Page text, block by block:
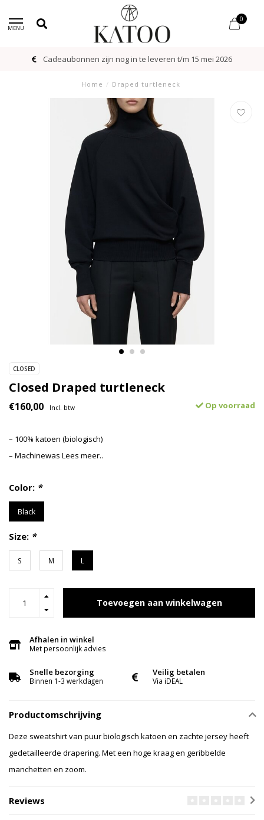
MENU
0
Cadeaubonnen zijn nog in te leveren t/m 15 mei 2026
Home / Draped turtleneck
CLOSED
Closed Draped turtleneck
€160,00 Incl. btw Op voorraad
– 100% katoen (biologisch)
– Machinewas Lees meer..
Color: *
Black
Size: *
S M L
Toevoegen aan winkelwagen
Afhalen in winkel
Met persoonlijk advies
Snelle bezorging
Binnen 1-3 werkdagen
Veilig betalen
Via iDEAL
Productomschrijving
Deze sweatshirt van puur biologisch katoen en zachte jersey heeft
gedetailleerde drapering. Met een hoge kraag en geribbelde
manchetten en zoom.
Reviews